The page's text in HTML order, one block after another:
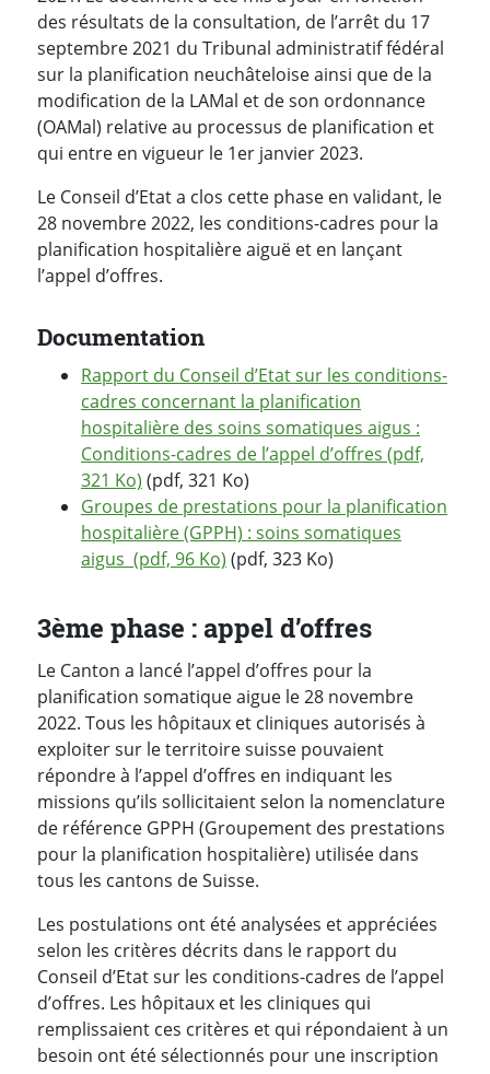
des résultats de la consultation, de l’arrêt du 17
septembre 2021 du Tribunal administratif fédéral
sur la planification neuchâteloise ainsi que de la
modification de la LAMal et de son ordonnance
(OAMal) relative au processus de planification et
qui entre en vigueur le 1er janvier 2023.
Le Conseil d’Etat a clos cette phase en validant, le
28 novembre 2022, les conditions-cadres pour la
planification hospitalière aiguë et en lançant
l’appel d’offres.
Documentation
Rapport du Conseil d’Etat sur les conditions-
cadres concernant la planification
hospitalière des soins somatiques aigus :
Conditions-cadres de l’appel d’offres (pdf,
321 Ko) (pdf, 321 Ko)
Groupes de prestations pour la planification
hospitalière (GPPH) : soins somatiques
aigus (pdf, 96 Ko) (pdf, 323 Ko)
3ème phase : appel d’offres
Le Canton a lancé l’appel d’offres pour la
planification somatique aigue le 28 novembre
2022. Tous les hôpitaux et cliniques autorisés à
exploiter sur le territoire suisse pouvaient
répondre à l’appel d’offres en indiquant les
missions qu’ils sollicitaient selon la nomenclature
de référence GPPH (Groupement des prestations
pour la planification hospitalière) utilisée dans
tous les cantons de Suisse.
Les postulations ont été analysées et appréciées
selon les critères décrits dans le rapport du
Conseil d’Etat sur les conditions-cadres de l’appel
d’offres. Les hôpitaux et les cliniques qui
remplissaient ces critères et qui répondaient à un
besoin ont été sélectionnés pour une inscription